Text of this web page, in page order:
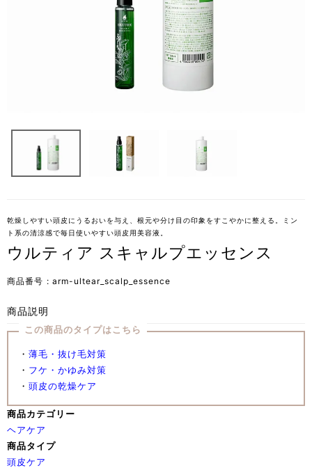
乾燥しやすい頭皮にうるおいを与え、根元や分け目の印象をすこやかに整える。ミン
ト系の清涼感で毎日使いやすい頭皮用美容液。
ウルティア スキャルプエッセンス
商品番号 arm-ultear_scalp_essence
商品説明
この商品のタイプはこちら
・ 薄毛・抜け毛対策
・ フケ・かゆみ対策
・ 頭皮の乾燥ケア
商品カテゴリー
ヘアケア
商品タイプ
頭皮ケア